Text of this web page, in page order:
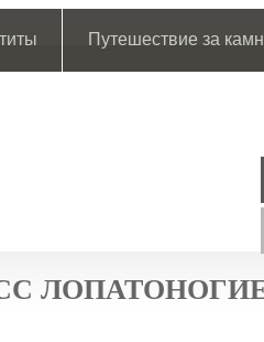
Путешествие за